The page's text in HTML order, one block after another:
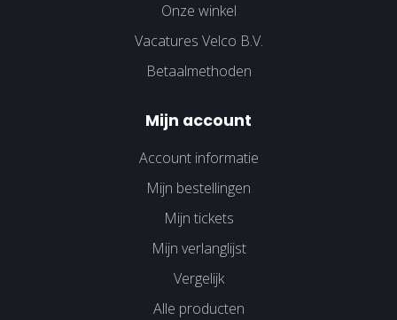
Onze winkel
Vacatures Velco B.V.
Betaalmethoden
Mijn account
Account informatie
Mijn bestellingen
Mijn tickets
Mijn verlanglijst
Vergelijk
Alle producten